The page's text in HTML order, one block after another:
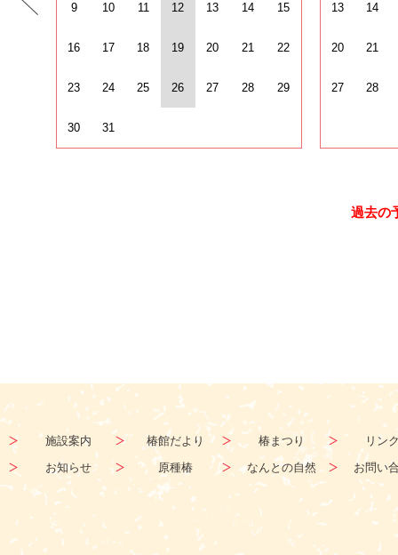
9 10 11 12 13 14 15
16 17 18 19 20 21 22
23 24 25 26 27 28 29
30 31
13 14
20 21
27 28
過去の
施設案内 椿館だより 椿まつり
リン
お知らせ
原種椿 なんとの自然 お問い